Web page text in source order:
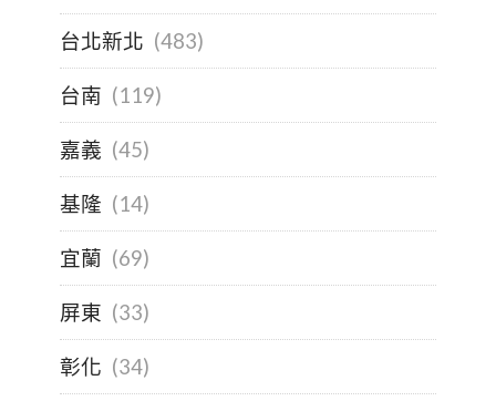
台北新北 (483)
台南 (119)
嘉義 (45)
基隆 (14)
宜蘭 (69)
屏東 (33)
彰化 (34)